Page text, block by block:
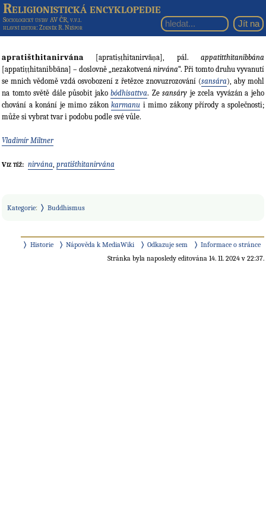
Religionistická encyklopedie
Sociologický ústav AV ČR, v.v.i.
hlavní editor: Zdeněk R. Nešpor
apratišthitanirvána [apratiṣṭhitanirvāṇa], pál. appatitthitanibbána
[appatiṭṭhitanibbāna] – doslovně „nezakotvená nirvána“. Při tomto druhu vyvanutí
se mnich vědomě vzdá osvobození z řetězce znovuzrozování (sansára), aby mohl
na tomto světě dále působit jakobódhisattva. Zesansáry je zcela vyvázán a jeho
chování a konání je mimo zákon karmanu i mimo zákony přírody a společnosti;
může si vybrat tvar i podobu podle své vůle.
Vladimír Miltner
Viz též: nirvána, pratišthitanirvána
Kategorie: Buddhismus
Historie Nápověda k MediaWiki Odkazuje sem
Informace o stránce
Stránka byla naposledy editována 14. 11. 2024 v 22:37.